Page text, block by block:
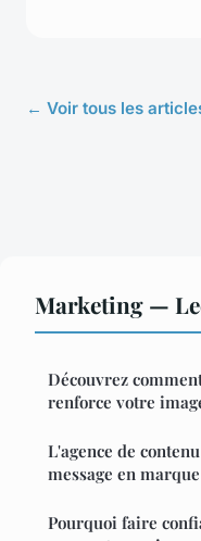
← Voir tous les
Marketing —
Découvrez
renforce votre
L'agence de
message en marque
Pourquoi faire